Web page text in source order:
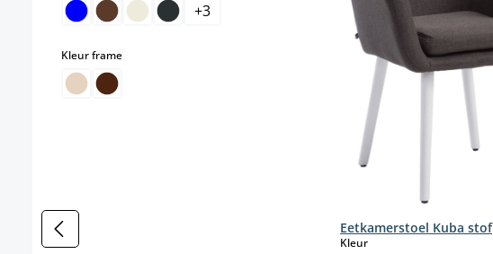
+3
Kleur frameselect
Eetkamerstoel Kuba stof
Kleurselect